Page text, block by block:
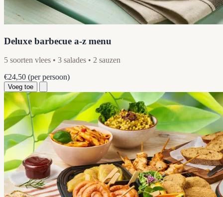
Deluxe barbecue a-z menu
5 soorten vlees • 3 salades • 2 sauzen
€24,50 (per persoon)
Voeg toe